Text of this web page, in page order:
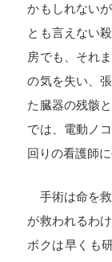
かもしれない
とも言えない
房でも、それ
の気を失い、
た臓器の残骸
では、電動ノ
回りの看護師
手術は命を
が救われるわ
ボクは早くも